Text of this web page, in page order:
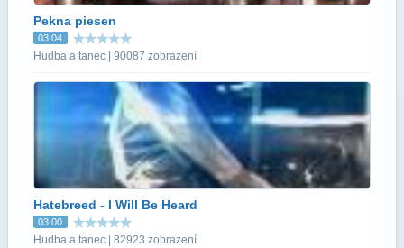
Pekna piesen
03:04
Hudba a tanec | 90087 zobrazení
Hatebreed - I Will Be Heard
03:00
Hudba a tanec | 82923 zobrazení